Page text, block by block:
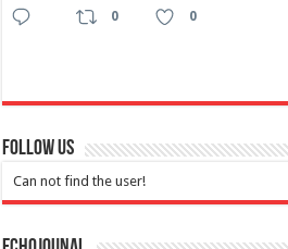
0 0
Follow Us
Can not find the user!